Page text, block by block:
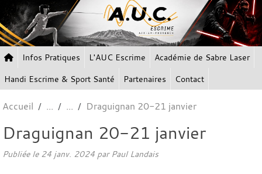
Infos Pratiques L'AUC Escrime
Académie de Sabre Laser
Handi Escrime & Sport Santé
Partenaires Contact
Accueil Draguignan 20-21 janvier
Draguignan 20-21 janvier
Publiée le 24 janv. 2024 par Paul Landais
Panneau de gestion des cookies